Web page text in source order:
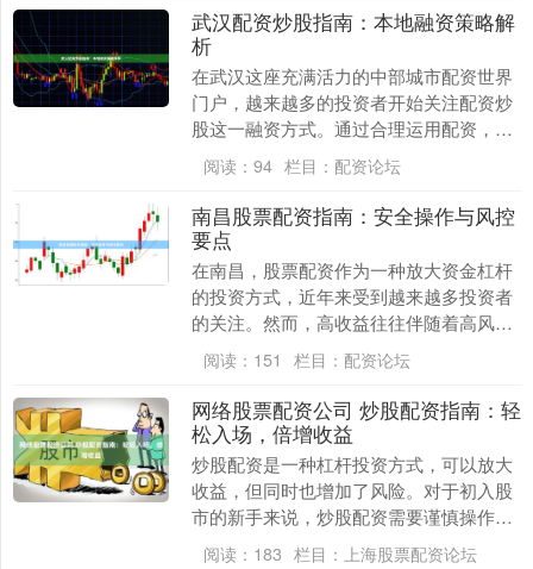
武汉配资炒股指南：本地融资策略解
析
在武汉这座充满活力的中部城市配资世界
门户，越来越多的投资者开始关注配资炒
股这一融资方式。通过合理运用配资，投
资者可以在控制风险的前提下放大收益。
本文将为武汉本地....
阅读： 94 栏目： 配资论坛
南昌股票配资指南：安全操作与风控
要点
在南昌，股票配资作为一种放大资金杠杆
的投资方式，近年来受到越来越多投资者
的关注。然而，高收益往往伴随着高风
险。本文将从安全操作和风控要点两个维
度，为南昌本地投资....
阅读： 151 栏目： 配资论坛
网络股票配资公司 炒股配资指南：轻
松入场，倍增收益
炒股配资是一种杠杆投资方式，可以放大
收益，但同时也增加了风险。对于初入股
市的新手来说，炒股配资需要谨慎操作网
络股票配资公司，了解以下指南至关重
阅读： 183 栏目： 上海股票配资论坛